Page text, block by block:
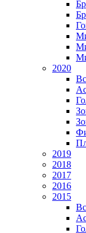
2020
2019
2018
2017
2016
2015